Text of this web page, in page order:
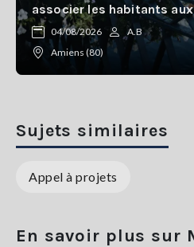
associer les habitants
04/08/2026
A.B
Amiens (80)
Sujets similaires
Appel à projets
En savoir plus sur